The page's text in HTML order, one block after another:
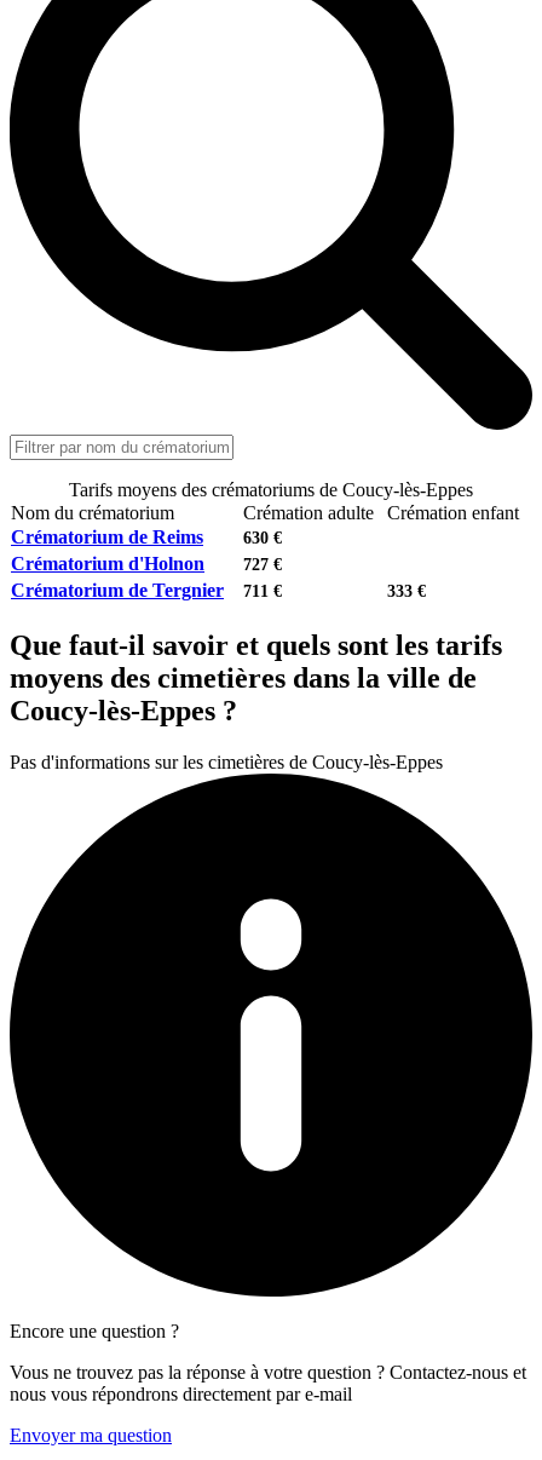
Tarifs moyens des crématoriums de Coucy-lès-Eppes
Nom du crématorium
Crémation adulte
Crémation enfant
Crématorium de Reims
630 €
Crématorium d'Holnon 727 €
Crématorium de Tergnier 711 € 333 €
Que faut-il savoir et quels sont les tarifs
moyens des cimetières dans la ville de
Coucy-lès-Eppes ?
Pas d'informations sur les cimetières de Coucy-lès-Eppes
Encore une question ?
Vous ne trouvez pas la réponse à votre question ? Contactez-nous et
nous vous répondrons directement par e-mail
Envoyer ma question